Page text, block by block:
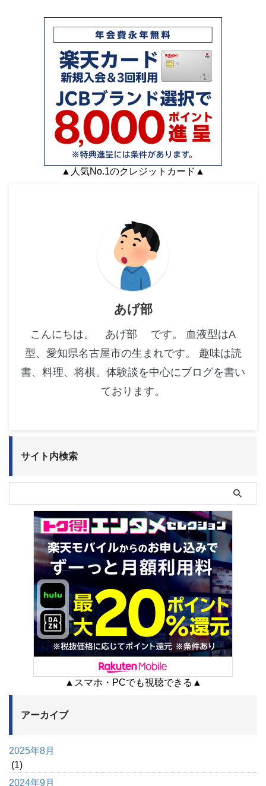
▲人気No.1のクレジットカード▲
あげ部
こんにちは。 あげ部 です。 血液型はA
型、愛知県名古屋市の生まれです。 趣味は読
書、料理、将棋。体験談を中心にブログを書い
ております。
サイト内検索
▲スマホ・PCでも視聴できる▲
アーカイブ
2025年8月
(1)
2024年9月